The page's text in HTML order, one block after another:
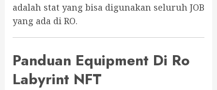
adalah stat yang bisa digunakan seluruh JOB
yang ada di RO.
Panduan Equipment Di Ro
Labyrint NFT